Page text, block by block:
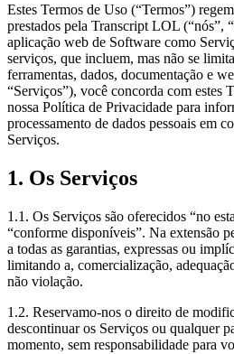
Estes Termos de Uso (“Termos”)
prestados pela Transcript LOL (“nós”,
aplicação web de Software como
serviços, que incluem, mas não se
ferramentas, dados, documentação e
“Serviços”), você concorda com estes
nossa Política de Privacidade para
processamento de dados pessoais em
Serviços.
1. Os Serviços
1.1. Os Serviços são oferecidos “no
“conforme disponíveis”. Na extensão
a todas as garantias, expressas ou
limitando a, comercialização,
não violação.
1.2. Reservamo-nos o direito de
descontinuar os Serviços ou qualquer
momento, sem responsabilidade para